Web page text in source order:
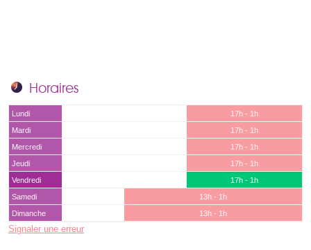
Horaires
Lundi
17h - 1h
Mardi
17h - 1h
Mercredi
17h - 1h
Jeudi
17h - 1h
Vendredi
17h - 1h
Samedi
13h - 1h
Dimanche
13h - 1h
Signaler une erreur